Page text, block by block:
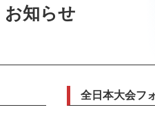
お知らせ
全日本大会フ